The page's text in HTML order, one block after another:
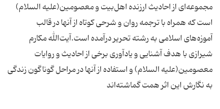
مجموعه‌ای از احادیث ارزنده اهل‌بیت و معصومین(علیه السلام)
است که همراه با ترجمه روان و شرحی کوتاه از آنها در قالب
آموزه‌های اسلامی به رشته تحریر درآمده ‌است.آیت‌الله‌ مکارم
شیرازی با هدف آشنایی و یادآوری برخی از احادیث و روایات
معصومین(علیه السلام) و استفاده از آنها در مراحل گوناگون زندگی